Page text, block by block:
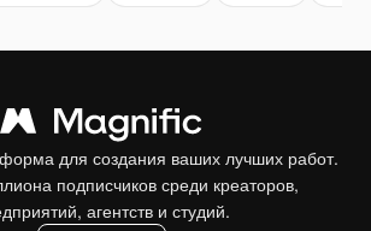
для создания ваших лучших работ.
подписчиков среди креаторов,
агентств и студий.